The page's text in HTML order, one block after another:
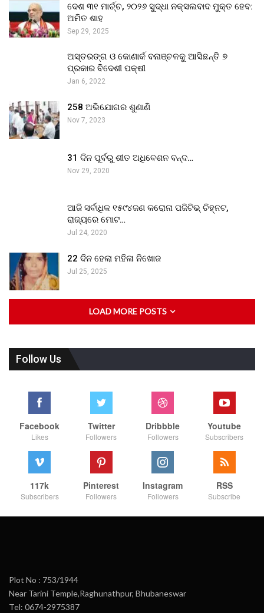
ଦେଶ ୩୧ ମାର୍ଚ୍ଚ, ୨୦୨୬ ସୁଦ୍ଧା ନକ୍ସଲବାଦ ମୁକ୍ତ ହେବ:
ଅମିତ ଶାହ
Sep 29, 2025
ଅସ୍ତରଙ୍ଗ ଓ କୋଣାର୍କ ବନାଞ୍ଚଳକୁ ଆସିଛନ୍ତି ୭
ପ୍ରକାର ବିଦେଶୀ ପକ୍ଷୀ
Jan 6, 2022
258 ଅଭିଯୋଗର ଶୁଣାଣି
Nov 7, 2023
31 ଦିନ ପୂର୍ବରୁ ଶୀତ ଅଧିବେଶନ ବନ୍ଦ…
Nov 29, 2020
ଆଜି ସର୍ବାଧିକ ୧୫୯୪ଜଣ କରୋନା ପଜିଟିଭ୍ ଚିହ୍ନଟ,
ରାଜ୍ୟରେ ମୋଟ…
Jul 24, 2020
22 ଦିନ ହେଲା ମହିଳା ନିଖୋଜ
Jul 25, 2025
LOAD MORE POSTS
Follow Us
Facebook
Likes
Twitter
Followers
Dribbble
Followers
Youtube
Subscribers
117k
Subscribers
Pinterest
Followers
Instagram
Followers
RSS
Subscribe
Plot No : 753/1944
Near Tarini Temple,Raghunathpur, Bhubaneswar
Tel: 0674-2975387